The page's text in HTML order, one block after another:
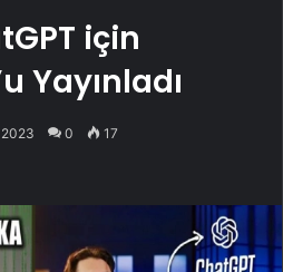
için
Yayınladı
0 17